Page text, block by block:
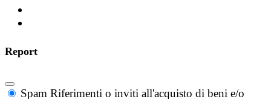
Report
Spam Riferimenti o inviti all'acquisto di beni e/o